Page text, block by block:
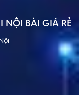
NỘI BÀI GIÁ RẺ